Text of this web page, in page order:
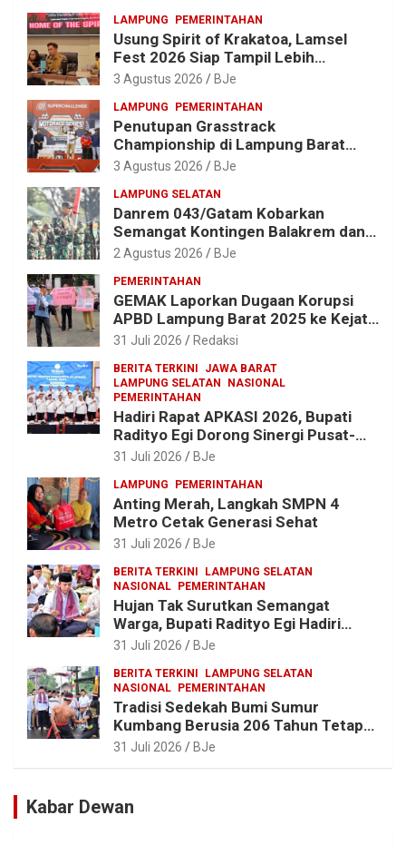
LAMPUNG PEMERINTAHAN
Usung Spirit of Krakatoa, Lamsel
Fest 2026 Siap Tampil Lebih
Spektakuler dengan Empat Event
3 Agustus 2026 BJe
LAMPUNG PEMERINTAHAN
Penutupan Grasstrack
Championship di Lampung Barat
Meriah, Dihadiri Ribuan Penonton; Ini
3 Agustus 2026 BJe
LAMPUNG SELATAN
Danrem 043/Gatam Kobarkan
Semangat Kontingen Balakrem dan
Yonif 143/TWEJ di Pembukaan
XXI/Radin Inten
2 Agustus 2026 BJe
PEMERINTAHAN
GEMAK Laporkan Dugaan Korupsi
APBD Lampung Barat 2025 ke Kejati
Lampung, Soroti Proyek Jalan
31 Juli 2026 Redaksi
BERITA TERKINI
JAWA BARAT
LAMPUNG SELATAN
NASIONAL
PEMERINTAHAN
Hadiri Rapat APKASI 2026, Bupati
Radityo Egi Dorong Sinergi Pusat-
Daerah untuk Percepat
31 Juli 2026 BJe
LAMPUNG PEMERINTAHAN
Anting Merah, Langkah SMPN 4
Metro Cetak Generasi Sehat
31 Juli 2026 BJe
BERITA TERKINI
LAMPUNG SELATAN
NASIONAL
PEMERINTAHAN
Hujan Tak Surutkan Semangat
Warga, Bupati Radityo Egi Hadiri
Tradisi Sedekah Bumi 206 Tahun di
31 Juli 2026 BJe
BERITA TERKINI
LAMPUNG SELATAN
NASIONAL
PEMERINTAHAN
Tradisi Sedekah Bumi Sumur
Kumbang Berusia 206 Tahun Tetap
Lestari, Bupati Egi Ajak Generasi
31 Juli 2026 BJe
Kabar Dewan